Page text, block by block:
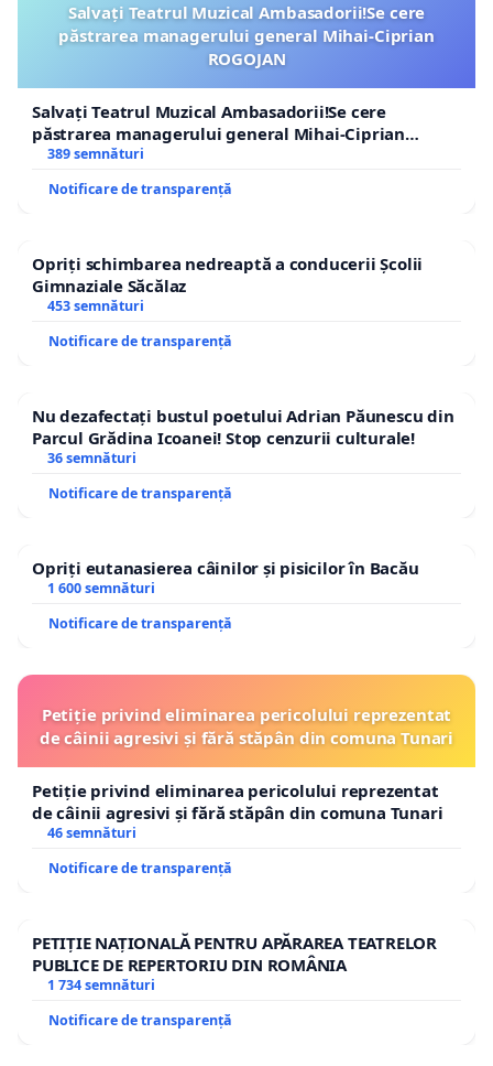
Salvați Teatrul Muzical Ambasadorii!Se cere
păstrarea managerului general Mihai-Ciprian
ROGOJAN
Salvați Teatrul Muzical Ambasadorii!Se cere
păstrarea managerului general Mihai-Ciprian
ROGOJAN
389 semnături
Notificare de transparență
Opriți schimbarea nedreaptă a conducerii Școlii
Gimnaziale Săcălaz
453 semnături
Notificare de transparență
Nu dezafectați bustul poetului Adrian Păunescu din
Parcul Grădina Icoanei! Stop cenzurii culturale!
36 semnături
Notificare de transparență
Opriți eutanasierea câinilor și pisicilor în Bacău
1 600 semnături
Notificare de transparență
Petiție privind eliminarea pericolului reprezentat
de câinii agresivi și fără stăpân din comuna Tunari
Petiție privind eliminarea pericolului reprezentat
de câinii agresivi și fără stăpân din comuna Tunari
46 semnături
Notificare de transparență
PETIȚIE NAȚIONALĂ PENTRU APĂRAREA TEATRELOR
PUBLICE DE REPERTORIU DIN ROMÂNIA
1 734 semnături
Notificare de transparență